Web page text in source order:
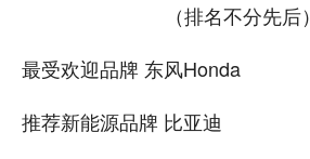
（排名不分先后）
最受欢迎品牌 东风Honda
推荐新能源品牌 比亚迪